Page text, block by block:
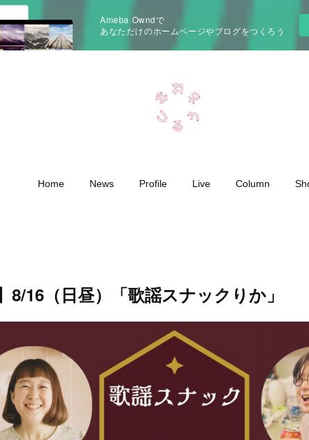
Ameba Owndで
あなただけのホームページやブログをつくろう
Home News Profile Live Column
8/16（日昼）「歌謡スナックりか」